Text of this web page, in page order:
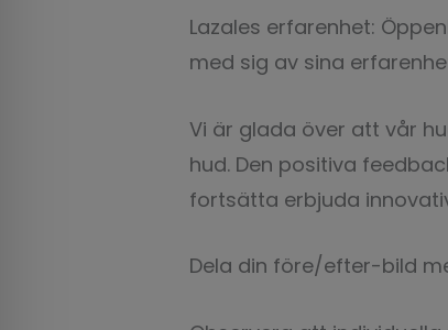
Lazales erfarenhet:
med sig av sina
Vi är glada över att vår
hud. Den positiva
fortsätta erbjuda
Dela din före/efter-bild